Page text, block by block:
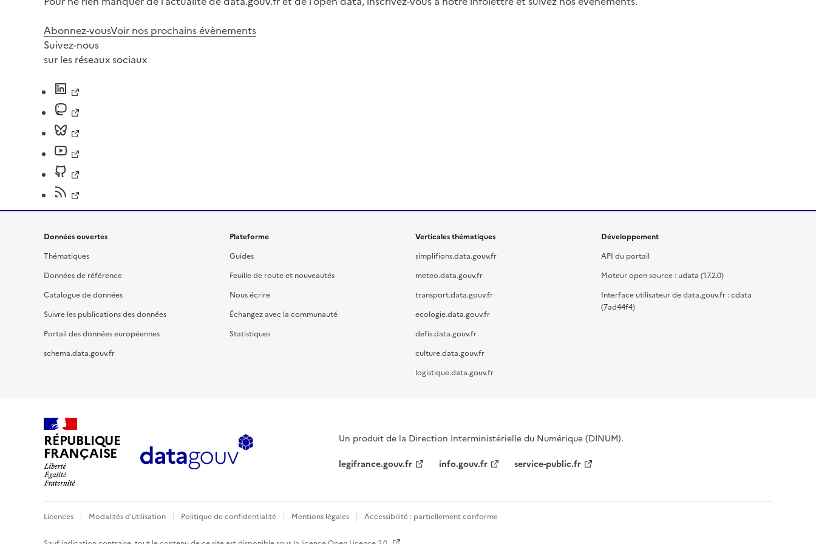
Abonnez-vousVoir nos prochains évènements
Suivez-nous
sur les réseaux sociaux
Données ouvertes
Thématiques
Données de référence
Catalogue de données
Suivre les publications des données
Portail des données européennes
schema.data.gouv.fr
Plateforme
Guides
Feuille de route et nouveautés
Nous écrire
Échangez avec la communauté
Statistiques
Verticales thématiques
simplifions.data.gouv.fr
meteo.data.gouv.fr
transport.data.gouv.fr
ecologie.data.gouv.fr
defis.data.gouv.fr
culture.data.gouv.fr
logistique.data.gouv.fr
Développement
API du portail
Moteur open source : udata (17.2.0)
Interface utilisateur de data.gouv.fr : cdata
(7ad44f4)
RÉPUBLIQUE
FRANÇAISE
Un produit de la Direction Interministérielle du Numérique (DINUM).
legifrance.gouv.fr
info.gouv.fr service-public.fr
Licences Modalités d'utilisation Politique de confidentialité Mentions légales Accessibilité : partiellement conforme